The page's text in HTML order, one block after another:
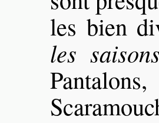
les bien
les saisons